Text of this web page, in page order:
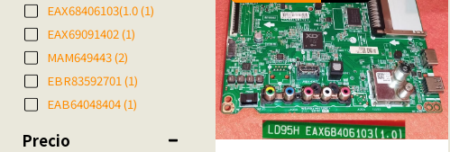
Precio
EAX68406103(1.0(1)
EAX69091402(1)
MAM649443(2)
EBR83592701(1)
EAB64048404(1)